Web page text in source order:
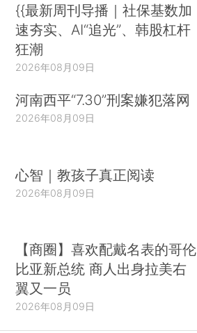
{{最新周刊导播｜社保基数加
速夯实、AI“追光”、韩股杠杆
狂潮
2026年08月09日
河南西平“7.30”刑案嫌犯落网
2026年08月09日
心智｜教孩子真正阅读
2026年08月09日
【商圈】喜欢配戴名表的哥伦
比亚新总统 商人出身拉美右
翼又一员
2026年08月09日